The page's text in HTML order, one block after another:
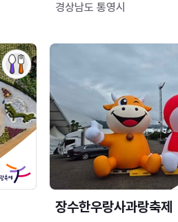
경상남도 통영시
장수한우랑사과랑축제